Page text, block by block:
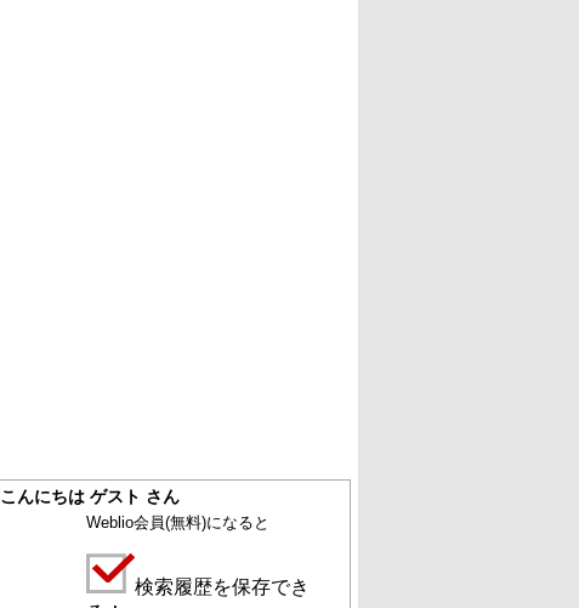
こんにちは ゲスト さん
Weblio会員(無料)になると
検索履歴を保存でき